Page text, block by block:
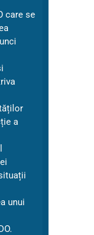
care se
a
unui